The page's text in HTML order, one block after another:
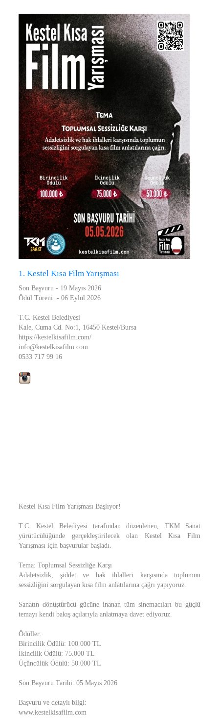
1. Kestel Kısa Film Yarışması
Son Başvuru - 19 Mayıs 2026
Ödül Töreni - 06 Eylül 2026
T.C. Kestel Belediyesi
Kale, Cuma Cd. No:1, 16450 Kestel/Bursa
https://kestelkisafilm.com/
info@kestelkisafilm.com
0533 717 99 16
Kestel Kısa Film Yarışması Başlıyor!
T.C. Kestel Belediyesi tarafından düzenlenen, TKM Sanat
yürütücülüğünde gerçekleştirilecek olan Kestel Kısa Film
Yarışması için başvurular başladı.
Tema: Toplumsal Sessizliğe Karşı
Adaletsizlik, şiddet ve hak ihlalleri karşısında toplumun
sessizliğini sorgulayan kısa film anlatılarına çağrı yapıyoruz.
Sanatın dönüştürücü gücüne inanan tüm sinemacıları bu güçlü
temayı kendi bakış açılarıyla anlatmaya davet ediyoruz.
Ödüller:
Birincilik Ödülü: 100.000 TL
İkincilik Ödülü: 75.000 TL
Üçüncülük Ödülü: 50.000 TL
Son Başvuru Tarihi: 05 Mayıs 2026
Başvuru ve detaylı bilgi:
www.kestelkisafilm.com